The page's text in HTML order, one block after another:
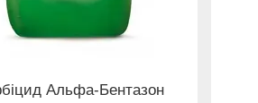
Альфа-Бентазон